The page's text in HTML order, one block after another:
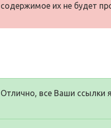
содержимое их не будет
Отлично, все Ваши ссылки